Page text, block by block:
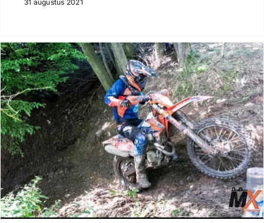
31 augustus 2021